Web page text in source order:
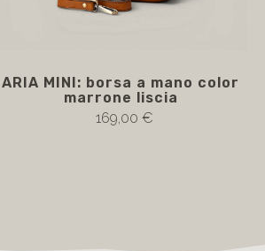
ARIA MINI: borsa a mano color
marrone liscia
169,00 €